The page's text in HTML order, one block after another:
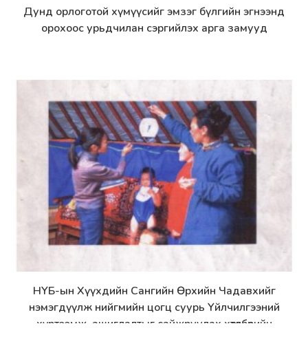
Дэлгэрэнгүй
Дунд орлоготой хүмүүсийг эмзэг бүлгийн эгнээнд
орохоос урьдчилан сэргийлэх арга замууд
Дэлгэрэнгүй
НҮБ-ын Хүүхдийн Сангийн Өрхийн Чадавхийг
нэмэгдүүлж нийгмийн цогц суурь Үйлчилгээний
хүртээмж, ашиглалтыг сайжруулах хөтөлбөрийн